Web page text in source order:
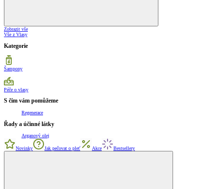
Zobrazit vše
Vše z Vlasy
Kategorie
Šampony
Péče o vlasy
S čím vám pomůžeme
Regenerace
Řady a účinné látky
Arganový olej
Novinky Jak pečovat o pleť Akce Bestsellery